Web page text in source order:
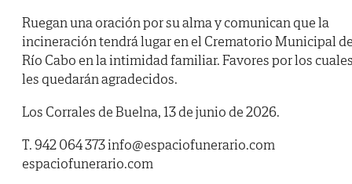
Ruegan una oración por su alma y comunican que la
incineración tendrá lugar en el Crematorio Municipal
Río Cabo en la intimidad familiar. Favores por los
les quedarán agradecidos.
Los Corrales de Buelna, 13 de junio de 2026.
T. 942 064 373 info@espaciofunerario.com
espaciofunerario.com